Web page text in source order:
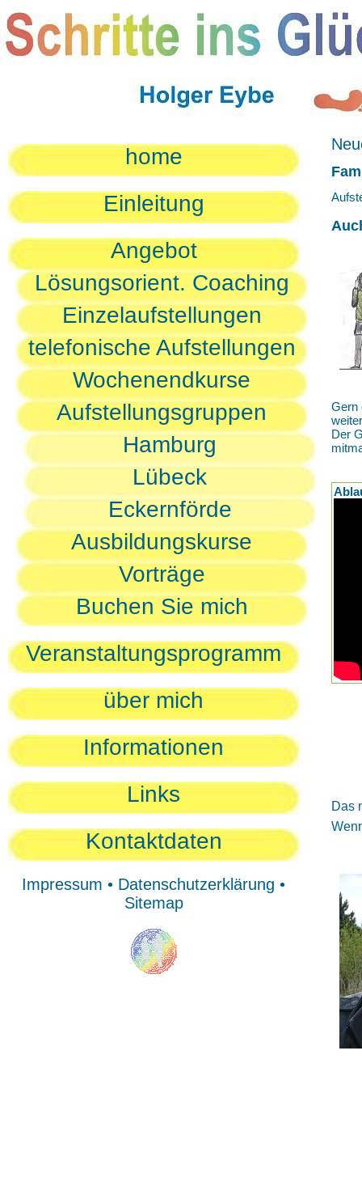
home
Einleitung
Angebot
Lösungsorient. Coaching
Einzelaufstellungen
telefonische Aufstellungen
Wochenendkurse
Aufstellungsgruppen
Hamburg
Lübeck
Eckernförde
Ausbildungskurse
Vorträge
Buchen Sie mich
Veranstaltungsprogramm
über mich
Informationen
Links
Kontaktdaten
Impressum • Datenschutzerklärung •
Sitemap
Gern
Der
Das